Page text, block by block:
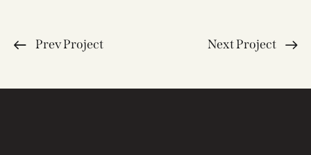
Prev Project Next Project